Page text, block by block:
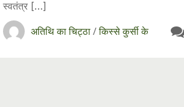
स्वतंत्र […]
अतिथि का चिट्ठा/किस्से कुर्सी के